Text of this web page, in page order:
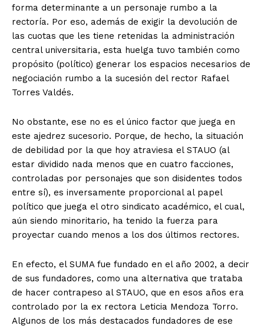
forma determinante a un personaje rumbo a la
rectoría. Por eso, además de exigir la devolución de
las cuotas que les tiene retenidas la administración
central universitaria, esta huelga tuvo también como
propósito (político) generar los espacios necesarios de
negociación rumbo a la sucesión del rector Rafael
Torres Valdés.
No obstante, ese no es el único factor que juega en
este ajedrez sucesorio. Porque, de hecho, la situación
de debilidad por la que hoy atraviesa el STAUO (al
estar dividido nada menos que en cuatro facciones,
controladas por personajes que son disidentes todos
entre sí), es inversamente proporcional al papel
político que juega el otro sindicato académico, el cual,
aún siendo minoritario, ha tenido la fuerza para
proyectar cuando menos a los dos últimos rectores.
En efecto, el SUMA fue fundado en el año 2002, a decir
de sus fundadores, como una alternativa que trataba
de hacer contrapeso al STAUO, que en esos años era
controlado por la ex rectora Leticia Mendoza Torro.
Algunos de los más destacados fundadores de ese